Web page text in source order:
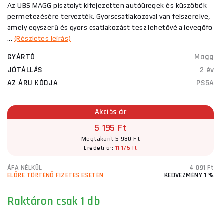
Az UBS MAGG pisztolyt kifejezetten autóüregek és küszöbök
permetezésére tervezték. Gyorscsatlakozóval van felszerelve,
amely egyszerű és gyors csatlakozást tesz lehetővé a levegőfo
... (Részletes leírás)
GYÁRTÓ
Magg
JÓTÁLLÁS
2 év
AZ ÁRU KÓDJA
PS5A
Akciós ár
5 195 Ft
Megtakarít 5 980 Ft
Eredeti ár:11 175 Ft
ÁFA NÉLKÜL
4 091 Ft
ELŐRE TÖRTÉNŐ FIZETÉS ESETÉN
KEDVEZMÉNY 1 %
Raktáron csak 1 db